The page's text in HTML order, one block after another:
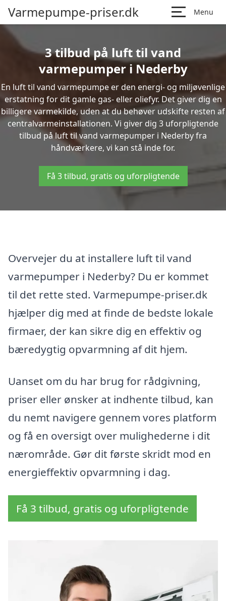
Varmepumpe-priser.dk Menu
3 tilbud på luft til vand
varmepumper i Nederby
En luft til vand varmepumpe er den energi- og miljøvenlige
erstatning for dit gamle gas- eller oliefyr. Det giver dig en
billigere varmekilde, uden at du behøver udskifte resten af
centralvarmeinstallationen. Vi giver dig 3 uforpligtende
tilbud på luft til vand varmepumper i Nederby fra
håndværkere, vi kan stå inde for.
Få 3 tilbud, gratis og uforpligtende
Overvejer du at installere luft til vand
varmepumper i Nederby? Du er kommet
til det rette sted. Varmepumpe-priser.dk
hjælper dig med at finde de bedste lokale
firmaer, der kan sikre dig en effektiv og
bæredygtig opvarmning af dit hjem.
Uanset om du har brug for rådgivning,
priser eller ønsker at indhente tilbud, kan
du nemt navigere gennem vores platform
og få en oversigt over mulighederne i dit
nærområde. Gør dit første skridt mod en
energieffektiv opvarmning i dag.
Få 3 tilbud, gratis og uforpligtende